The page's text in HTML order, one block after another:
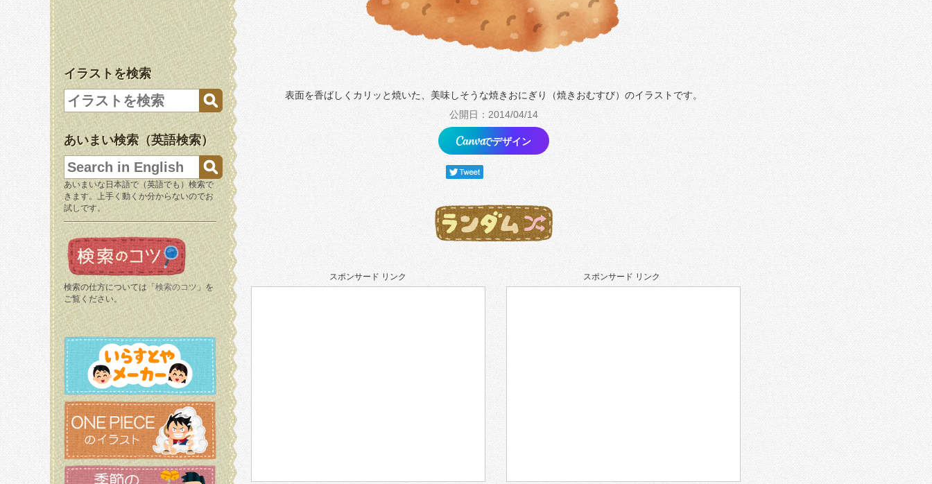
イラストを検索
あいまい検索（英語検索）
あいまいな日本語で（英語でも）検索で
きます。上手く動くか分からないのでお
試しです。
検索の仕方については「 検索のコツ 」を
ご覧ください。
表面を香ばしくカリッと焼いた、美味しそうな焼きおにぎり（焼きおむすび）のイラストです。
公開日：2014/04/14
でデザイン
スポンサード リンク スポンサード リンク